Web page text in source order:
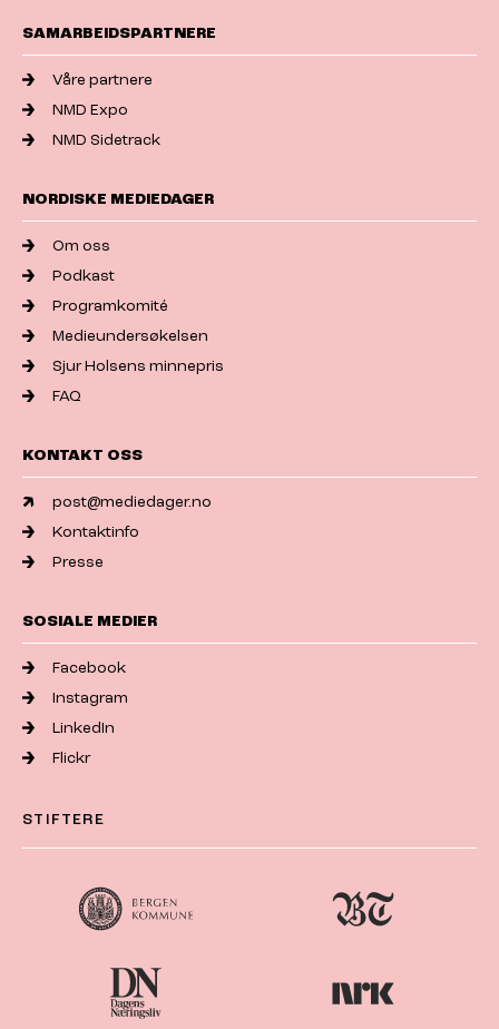
SAMARBEIDSPARTNERE
Våre partnere
NMD Expo
NMD Sidetrack
NORDISKE MEDIEDAGER
Om oss
Podkast
Programkomité
Medieundersøkelsen
Sjur Holsens minnepris
FAQ
KONTAKT OSS
post@mediedager.no
Kontaktinfo
Presse
SOSIALE MEDIER
Facebook
Instagram
LinkedIn
Flickr
STIFTERE